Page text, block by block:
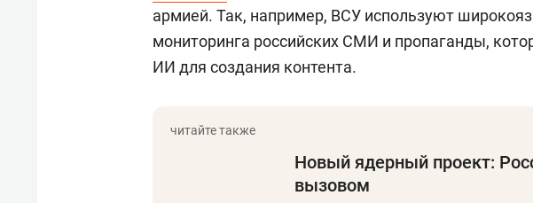
армией. Так, например, ВСУ используют
мониторинга российских СМИ и пропаганды,
ИИ для создания контента.
Новый ядерный проект:
вызовом